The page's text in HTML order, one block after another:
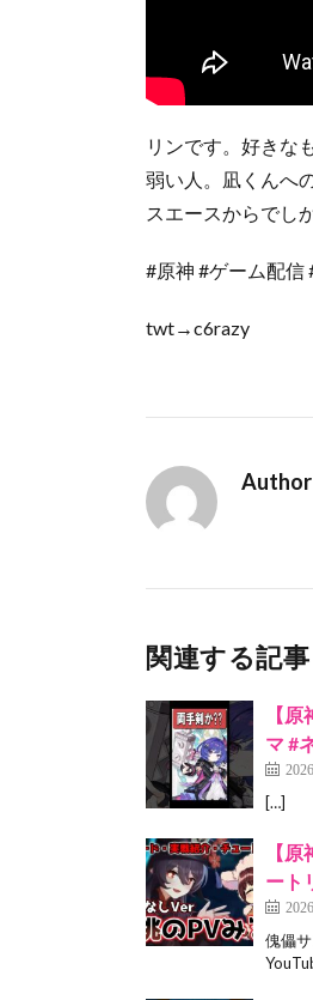
リンです。好きな
弱い人。凪くんへ
スエースからでし
#原神 #ゲーム配
twt→c6razy
Author
関連する記事
【
マ #
[…]
【
ート
傀儡